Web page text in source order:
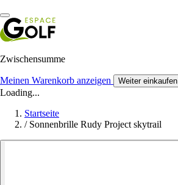
Zwischensumme
Meinen Warenkorb anzeigen Weiter einkaufen
Loading...
Startseite
/ Sonnenbrille Rudy Project skytrail